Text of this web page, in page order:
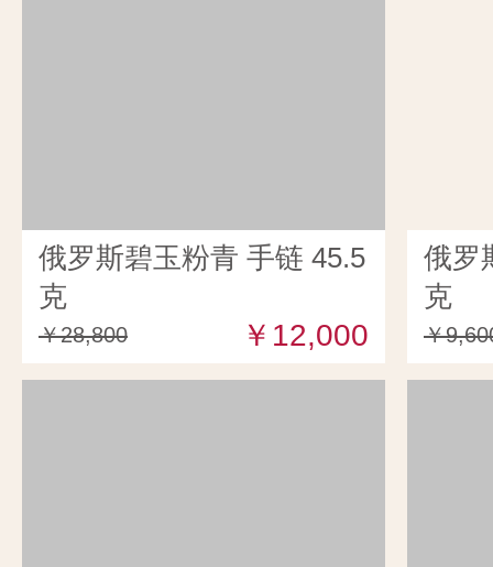
俄罗斯碧玉粉青 手链 45.5
克
￥28,800 ￥12,000
俄罗
克
￥